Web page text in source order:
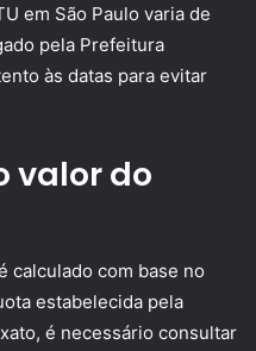
em São Paulo varia de
pela Prefeitura
às datas para evitar
valor do
calculado com base no
estabelecida pela
é necessário consultar